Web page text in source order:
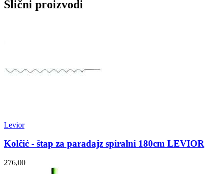
Slični proizvodi
Levior
Kolčić - štap za paradajz spiralni 180cm LEVIOR
276,00